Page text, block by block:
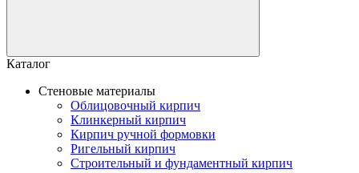
Каталог
Стеновые материалы
Облицовочный кирпич
Клинкерный кирпич
Кирпич ручной формовки
Ригельный кирпич
Строительный и фундаментный кирпич